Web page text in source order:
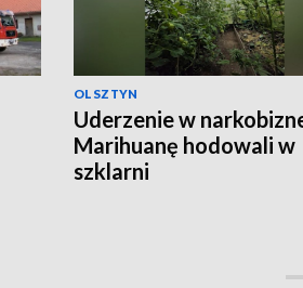
OLSZTYN
Uderzenie w
Marihuanę hodowali w
szklarni